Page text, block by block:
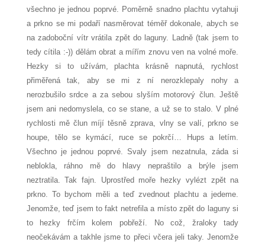
všechno je jednou poprvé. Poměrně snadno plachtu vytahuji
a prkno se mi podaří nasměrovat téměř dokonale, abych se
na zadoboční vítr vrátila zpět do laguny. Ladně (tak jsem to
tedy cítila :-)) dělám obrat a mířím znovu ven na volné moře.
Hezky si to užívám, plachta krásně napnutá, rychlost
přiměřená tak, aby se mi z ní nerozklepaly nohy a
nerozbušilo srdce a za sebou slyším motorový člun. Ještě
jsem ani nedomyslela, co se stane, a už se to stalo. V plné
rychlosti mě člun míjí těsně zprava, vlny se valí, prkno se
houpe, tělo se kymácí, ruce se pokrčí… Hups a letím.
Všechno je jednou poprvé. Svaly jsem nezatnula, záda si
neblokla, ráhno mě do hlavy nepraštilo a brýle jsem
neztratila. Tak fajn. Uprostřed moře hezky vylézt zpět na
prkno. To bychom měli a teď zvednout plachtu a jedeme.
Jenomže, teď jsem to fakt netrefila a místo zpět do laguny si
to hezky frčím kolem pobřeží. No což, žraloky tady
neočekávám a takhle jsme to přeci včera jeli taky. Jenomže